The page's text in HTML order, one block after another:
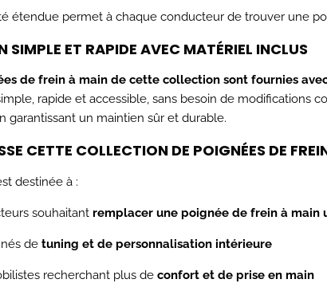
étendue permet à chaque conducteur de trouver une
SIMPLE ET RAPIDE AVEC MATÉRIEL INCLUS
de frein à main de cette collection sont fournies
rapide et accessible, sans besoin de modifications
garantissant un maintien sûr et durable.
CETTE COLLECTION DE POIGNÉES DE
destinée à :
souhaitant remplacer une poignée de frein à main
de tuning et de personnalisation intérieure
recherchant plus de confort et de prise en main